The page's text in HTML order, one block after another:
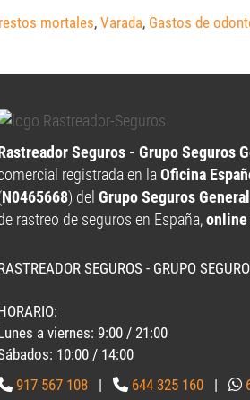
mortales, Varada, Gastos de
Seguros - Grupo Seguros
registrada en laOficina
N0465668) del Grupo Seguros
rastreo de seguros en España,online
SEGUROS - GRUPO
a viernes: 9:00 / 21:00
10:00 / 14:00
917 567 108 | 644 325 160 |